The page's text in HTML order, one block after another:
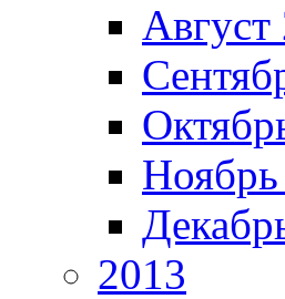
Август
2013